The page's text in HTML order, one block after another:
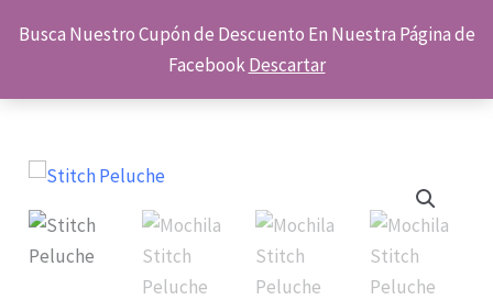
Busca Nuestro Cupón de Descuento En Nuestra Página de
FacebookDescartar
$0.00